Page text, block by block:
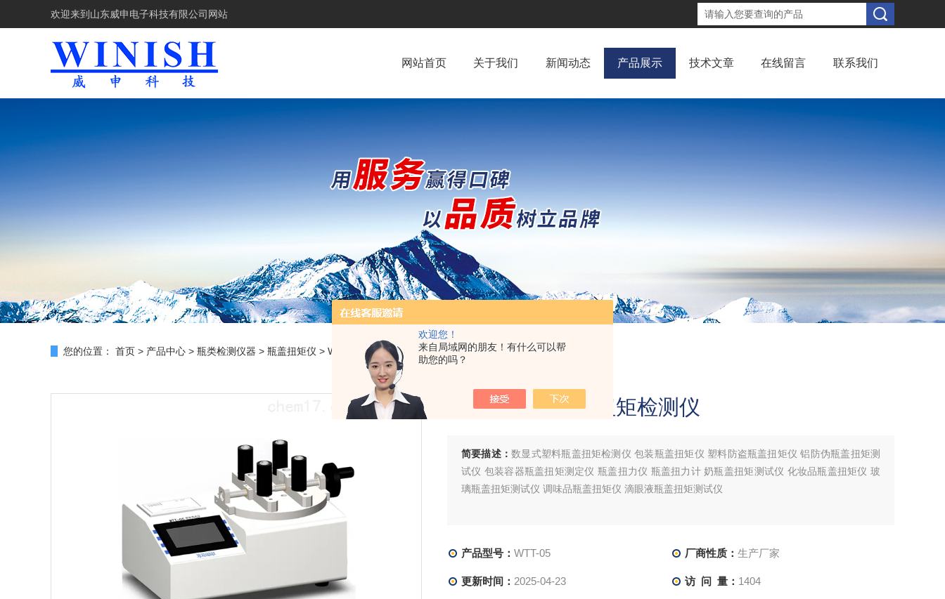
欢迎您！
来自局域网的朋友！有什么可以帮
助您的吗？
欢迎来到 山东威申电子科技有限公司网站
网站首页 关于我们 新闻动态 产品展示 技术文章 在线留言 联系我们
您的位置： 首页 > 产品中心 > 瓶类检测仪器 > 瓶盖扭矩仪 > WTT-05数显式塑料瓶盖扭矩检测仪
数显式塑料瓶盖扭矩检测仪
简要描述：数显式塑料瓶盖扭矩检测仪 包装瓶盖扭矩仪 塑料防盗瓶盖扭矩仪 铝防伪瓶盖扭矩测
试仪 包装容器瓶盖扭矩测定仪 瓶盖扭力仪 瓶盖扭力计 奶瓶盖扭矩测试仪 化妆品瓶盖扭矩仪 玻
璃瓶盖扭矩测试仪 调味品瓶盖扭矩仪 滴眼液瓶盖扭矩测试仪
产品型号： WTT-05 厂商性质： 生产厂家
更新时间： 2025-04-23 访 问 量： 1404